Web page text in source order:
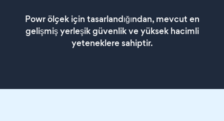
Powr ölçek için tasarlandığından, mevcut en
gelişmiş yerleşik güvenlik ve yüksek hacimli
yeteneklere sahiptir.